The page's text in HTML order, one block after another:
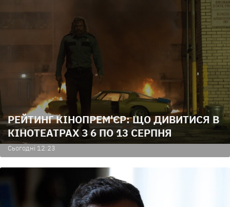
РЕЙТИНГ КІНОПРЕМ'ЄР: ЩО ДИВИТИСЯ В
КІНОТЕАТРАХ З 6 ПО 13 СЕРПНЯ
Сьогодні 12:23